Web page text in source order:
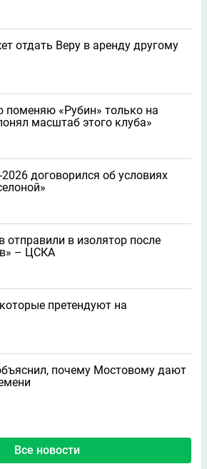
отдать Веру в аренду другому
поменяю «Рубин» только на
масштаб этого клуба»
договорился об условиях
отправили в изолятор после
– ЦСКА
претендуют на
почему Мостовому дают
Все новости